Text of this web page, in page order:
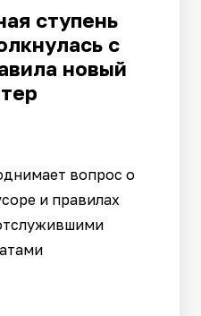
ступень
с
новый
вопрос о
и правилах